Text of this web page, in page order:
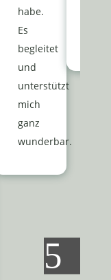
habe.
Es
begleitet
und
unterstützt
mich
ganz
wunderbar.